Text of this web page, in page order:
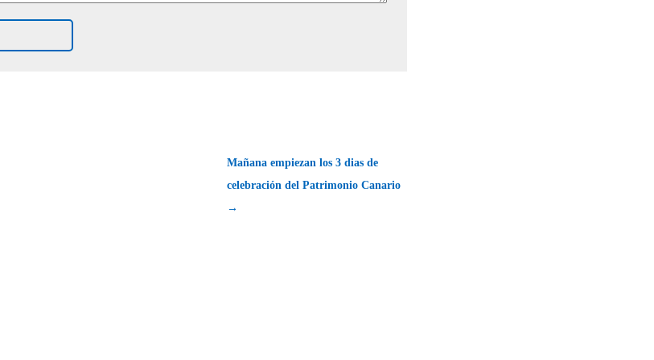
Mañana empiezan los 3 dias de
celebración del Patrimonio Canario
→